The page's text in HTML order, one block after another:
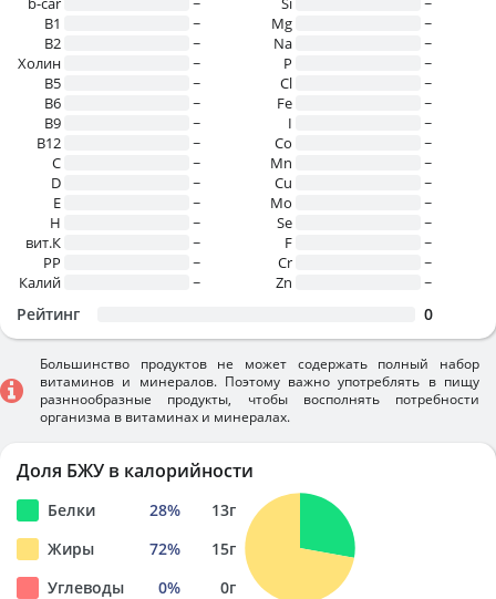
В1
~
B2
~
Холин
~
B5
~
B6
~
B9
~
B12
~
C
~
D
~
E
~
H
~
вит.К
~
PP
~
Калий
~
Mg
~
Na
~
P
~
Cl
~
Fe
~
I
~
Co
~
Mn
~
Cu
~
Mo
~
Se
~
F
~
Cr
~
Zn
~
Рейтинг 0
Большинство продуктов не может содержать полный набор
витаминов и минералов. Поэтому важно употреблять в пищу
разннообразные продукты, чтобы восполнять потребности
организма в витаминах и минералах.
Доля БЖУ в калорийности
Белки 28% 13г
Жиры
72% 15г
Углеводы
0% 0г